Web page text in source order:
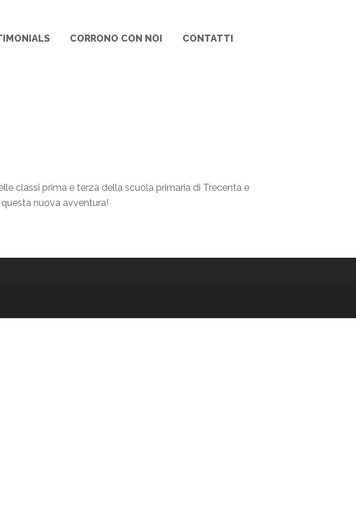
CORRONO CON NOI CONTATTI
classi prima e terza della scuola primaria di Trecenta e
nuova avventura!